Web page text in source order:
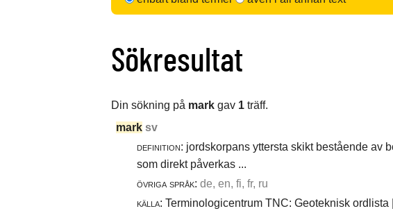
Sökresultat
Din sökning på mark gav 1 träff.
mark sv
definition: jordskorpans yttersta skikt bestående av
som direkt påverkas ...
övriga språk: de, en, fi, fr, ru
källa: Terminologicentrum TNC: Geoteknisk ordlista